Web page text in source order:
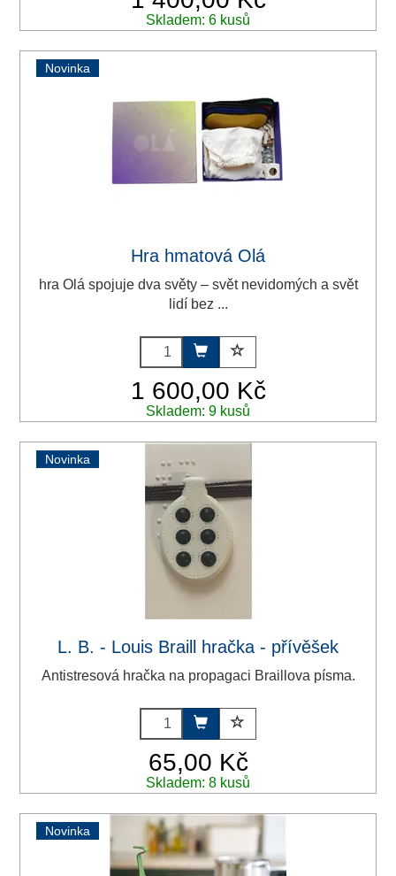
Skladem: 6 kusů
Novinka
Hra hmatová Olá
hra Olá spojuje dva světy – svět nevidomých a svět
lidí bez ...
1 600,00 Kč
Skladem: 9 kusů
Novinka
L. B. - Louis Braill hračka - přívěšek
Antistresová hračka na propagaci Braillova písma.
65,00 Kč
Skladem: 8 kusů
Novinka